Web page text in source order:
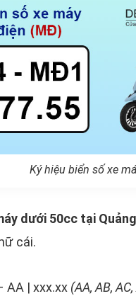
Ký hiệu biển số xe
dưới 50cc tại
cái.
AA | xxx.xx (AA, AB,